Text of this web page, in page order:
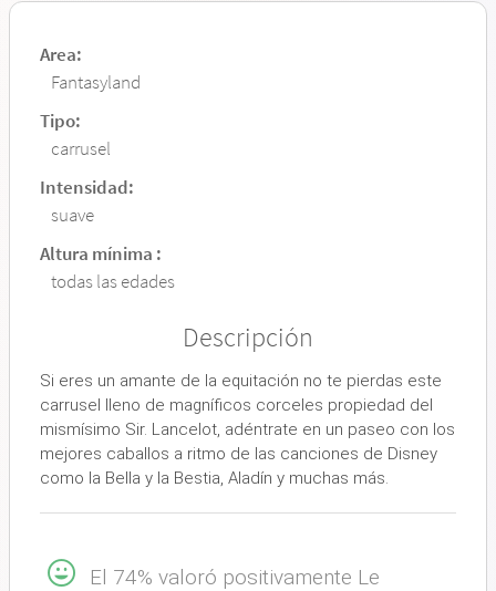
Area:
Fantasyland
Tipo:
carrusel
Intensidad:
suave
Altura mínima :
todas las edades
Descripción
Si eres un amante de la equitación no te pierdas este
carrusel lleno de magníficos corceles propiedad del
mismísimo Sir. Lancelot, adéntrate en un paseo con los
mejores caballos a ritmo de las canciones de Disney
como la Bella y la Bestia, Aladín y muchas más.
El 74% valoró positivamente Le